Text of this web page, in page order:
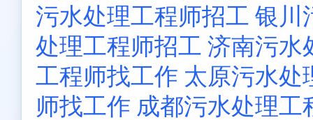
污水处理工程师招工 银川
处理工程师招工 济南污水
工程师找工作 太原污水处
师找工作 成都污水处理工